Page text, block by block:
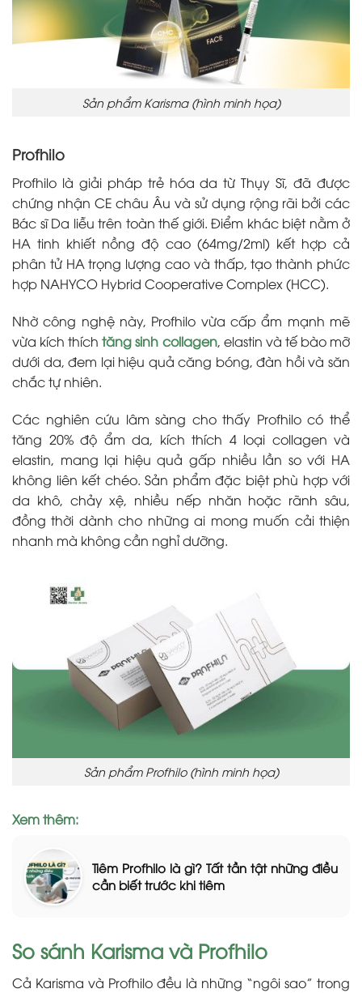
Sản phẩm Karisma (hình minh họa)
Profhilo
Profhilo là giải pháp trẻ hóa da từ Thụy Sĩ, đã được
chứng nhận CE châu Âu và sử dụng rộng rãi bởi các
Bác sĩ Da liễu trên toàn thế giới. Điểm khác biệt nằm ở
HA tinh khiết nồng độ cao (64mg/2ml) kết hợp cả
phân tử HA trọng lượng cao và thấp, tạo thành phức
hợp NAHYCO Hybrid Cooperative Complex (HCC).
Nhờ công nghệ này, Profhilo vừa cấp ẩm mạnh mẽ
vừa kích thíchtăng sinh collagen, elastin và tế bào mỡ
dưới da, đem lại hiệu quả căng bóng, đàn hồi và săn
chắc tự nhiên.
Các nghiên cứu lâm sàng cho thấy Profhilo có thể
tăng 20% độ ẩm da, kích thích 4 loại collagen và
elastin, mang lại hiệu quả gấp nhiều lần so với HA
không liên kết chéo. Sản phẩm đặc biệt phù hợp với
da khô, chảy xệ, nhiều nếp nhăn hoặc rãnh sâu,
đồng thời dành cho những ai mong muốn cải thiện
nhanh mà không cần nghỉ dưỡng.
Sản phẩm Profhilo (hình minh họa)
Xem thêm:
Tiêm Profhilo là gì? Tất tần tật những điều
cần biết trước khi tiêm
So sánh Karisma và Profhilo
Cả Karisma và Profhilo đều là những “ngôi sao” trong